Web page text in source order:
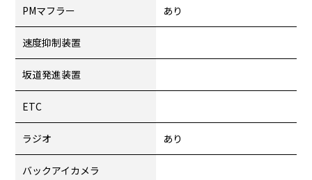
PMマフラー あり
速度抑制装置
坂道発進装置
ETC
ラジオ あり
バックアイカメラ